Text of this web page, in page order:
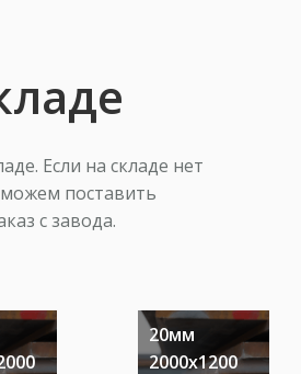
Если на складе нет
поставить
с завода.
20мм
2000х1200